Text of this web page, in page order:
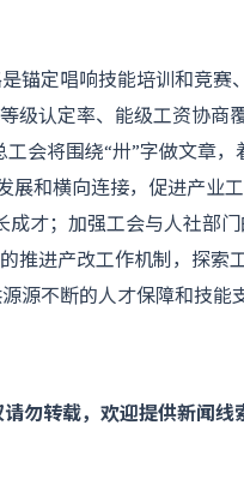
锚定唱响技能培训和竞赛
级认定率、能级工资协商
会将围绕“卅”字做文章，
展和横向连接，促进产业
才；加强工会与人社部门
推进产改工作机制，探索
源不断的人才保障和技能
勿转载，欢迎提供新闻线